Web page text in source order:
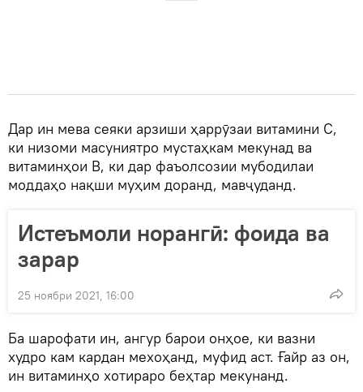
Дар ин мева сеяки арзиши ҳаррӯзаи витамини С,
ки низоми масуниятро мустаҳкам мекунад ва
витаминҳои В, ки дар фаъолсозии мубодилаи
моддаҳо нақши муҳим доранд, мавҷуданд.
Истеъмоли норангӣ: фоида ва
зарар
25 ноябри 2021, 16:00
Ба шарофати ин, ангур барои онҳое, ки вазни
худро кам кардан мехоҳанд, муфид аст. Ғайр аз он,
ин витаминҳо хотираро беҳтар мекунанд.